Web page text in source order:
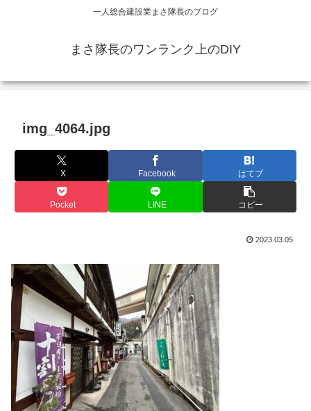
一人総合建設業まさ隊長のブログ
まさ隊長のワンランク上のDIY
img_4064.jpg
X Facebook はてブ
Pocket LINE コピー
2023.03.05